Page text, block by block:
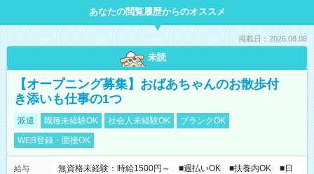
あなたの閲覧履歴からのオススメ
掲載日：2026.08.08
未読
【オープニング募集】おばあちゃんのお散歩付
き添いも仕事の1つ
派遣 職種未経験OK 社会人未経験OK
ブランクOK
WEB登録・面接OK
給与
無資格未経験：時給1500円～ ■週払いOK ■扶養内OK ■日